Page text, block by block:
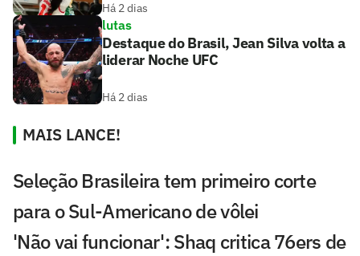
Há 2 dias
lutas
Destaque do Brasil, Jean Silva volta a
liderar Noche UFC
Há 2 dias
MAIS LANCE!
Seleção Brasileira tem primeiro corte
para o Sul-Americano de vôlei
'Não vai funcionar': Shaq critica 76ers de